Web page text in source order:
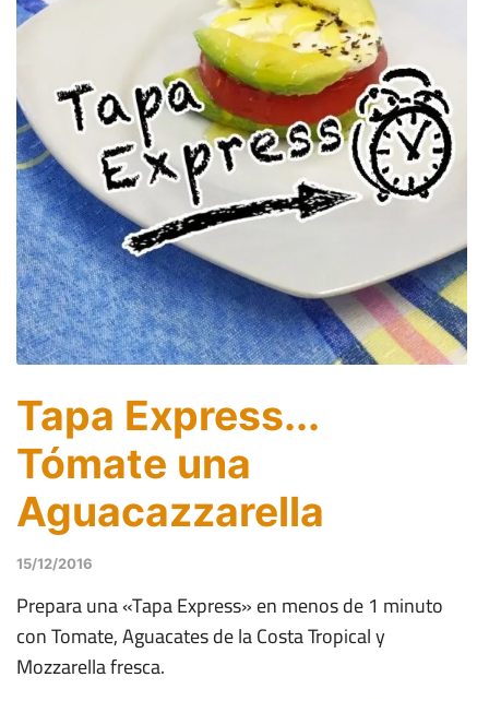
Tapa Express...
Tómate una
Aguacazzarella
15/12/2016
Prepara una «Tapa Express» en menos de 1 minuto
con Tomate, Aguacates de la Costa Tropical y
Mozzarella fresca.